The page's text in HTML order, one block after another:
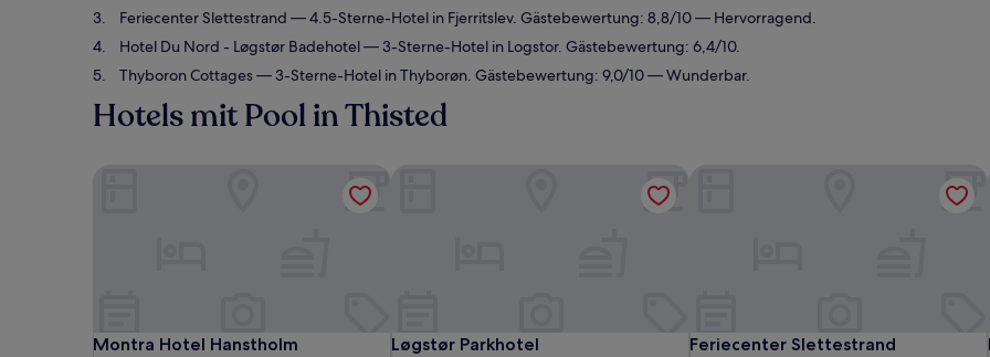
Feriecenter Slettestrand — 4.5-Sterne-Hotel in Fjerritslev. Gästebewertung: 8,8/10 — Hervorragend.
Hotel Du Nord - Løgstør Badehotel— 3-Sterne-Hotel in Logstor. Gästebewertung: 6,4/10.
Thyboron Cottages— 3-Sterne-Hotel in Thyborøn. Gästebewertung: 9,0/10 — Wunderbar.
Hotels mit Pool in Thisted
Montra Hotel Hanstholm
Montra Hotel Hanstholm
Løgstør Parkhotel
Løgstør Parkhotel
Feriecenter Slettestrand
Feriecenter Slettestrand